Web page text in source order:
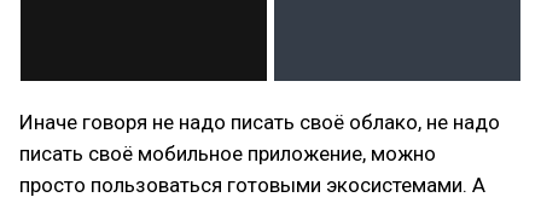
Иначе говоря не надо писать своё облако, не надо
писать своё мобильное приложение, можно
просто пользоваться готовыми экосистемами. А